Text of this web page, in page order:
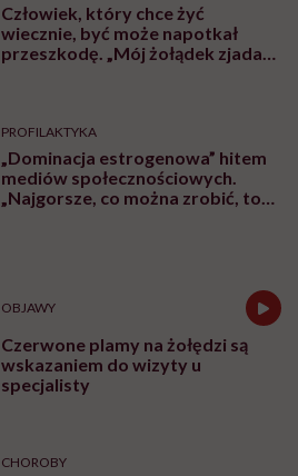
Człowiek, który chce żyć
wiecznie, być może napotkał
przeszkodę. „Mój żołądek zjada
PROFILAKTYKA
„Dominacja estrogenowa” hitem
mediów społecznościowych.
„Najgorsze, co można zrobić, to
OBJAWY
Czerwone plamy na żołędzi są
wskazaniem do wizyty u
specjalisty
CHOROBY